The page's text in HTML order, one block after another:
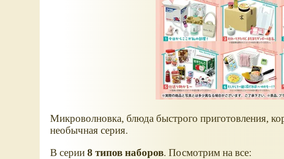
Микроволновка, блюда быстрого приготовления,
необычная серия.
В серии 8 типов наборов. Посмотрим на все: